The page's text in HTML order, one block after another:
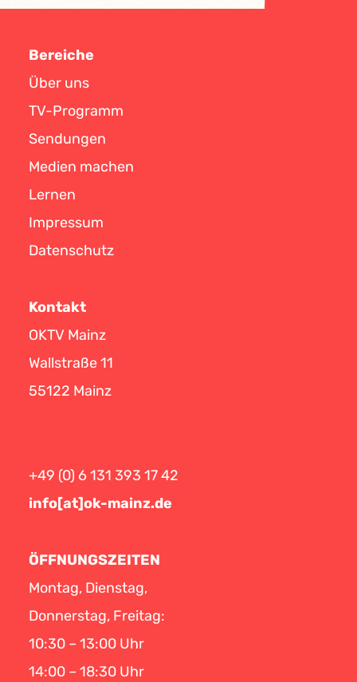
Bereiche
Über uns
TV-Programm
Sendungen
Medien machen
Lernen
Impressum
Datenschutz
Kontakt
OKTV Mainz
Wallstraße 11
55122 Mainz
+49 (0) 6 131 393 17 42
info[at]ok-mainz.de
ÖFFNUNGSZEITEN
Montag, Dienstag,
Donnerstag, Freitag:
10:30 – 13:00 Uhr
14:00 – 18:30 Uhr